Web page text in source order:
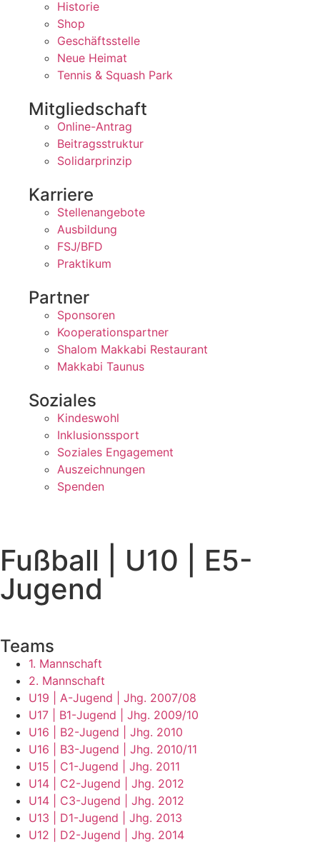
Historie
Shop
Geschäftsstelle
Neue Heimat
Tennis & Squash Park
Mitgliedschaft
Online-Antrag
Beitragsstruktur
Solidarprinzip
Karriere
Stellenangebote
Ausbildung
FSJ/BFD
Praktikum
Partner
Sponsoren
Kooperationspartner
Shalom Makkabi Restaurant
Makkabi Taunus
Soziales
Kindeswohl
Inklusionssport
Soziales Engagement
Auszeichnungen
Spenden
Fußball | U10 | E5-
Jugend
Teams
1. Mannschaft
2. Mannschaft
U19 | A-Jugend | Jhg. 2007/08
U17 | B1-Jugend | Jhg. 2009/10
U16 | B2-Jugend | Jhg. 2010
U16 | B3-Jugend | Jhg. 2010/11
U15 | C1-Jugend | Jhg. 2011
U14 | C2-Jugend | Jhg. 2012
U14 | C3-Jugend | Jhg. 2012
U13 | D1-Jugend | Jhg. 2013
U12 | D2-Jugend | Jhg. 2014